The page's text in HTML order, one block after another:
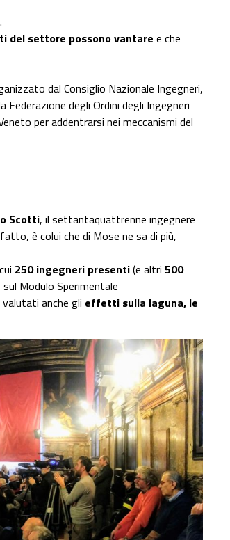
del settore possono vantare e che
dal Consiglio Nazionale Ingegneri,
Federazione degli Ordini degli Ingegneri
per addentrarsi nei meccanismi del
Scotti, il settantaquattrenne ingegnere
è colui che di Mose ne sa di più,
250 ingegneri presenti(e altri 500
sul Modulo Sperimentale
anche gli effetti sulla laguna, le